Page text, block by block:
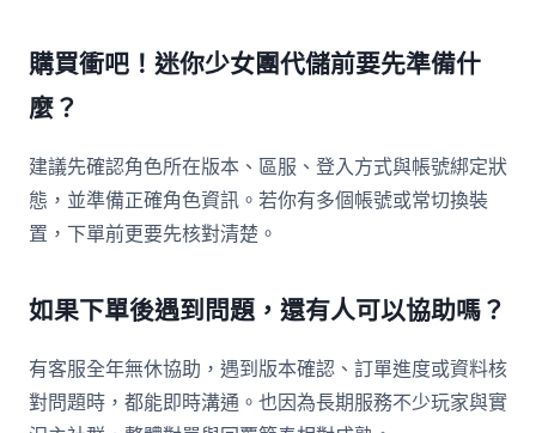
購買衝吧！迷你少女團代儲前要先準備什
麼？
建議先確認角色所在版本、區服、登入方式與帳號綁定狀
態，並準備正確角色資訊。若你有多個帳號或常切換裝
置，下單前更要先核對清楚。
如果下單後遇到問題，還有人可以協助嗎？
有客服全年無休協助，遇到版本確認、訂單進度或資料核
對問題時，都能即時溝通。也因為長期服務不少玩家與實